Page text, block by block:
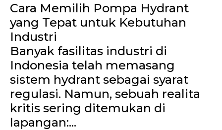
Cara Memilih Pompa Hydrant
yang Tepat untuk Kebutuhan
Industri
Banyak fasilitas industri di
Indonesia telah memasang
sistem hydrant sebagai syarat
regulasi. Namun, sebuah realita
kritis sering ditemukan di
lapangan:...